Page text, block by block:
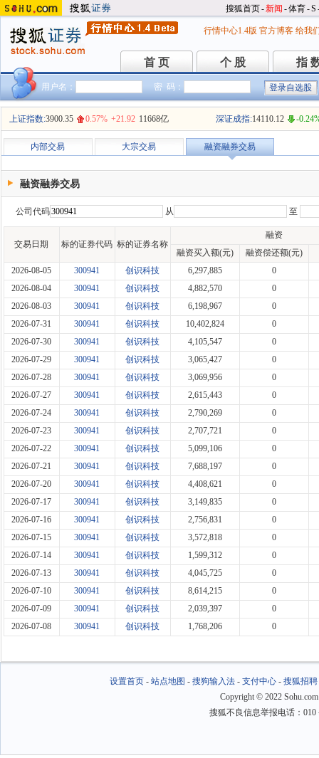
搜狐首页-新闻 -体育-S
行情中心1.4版 官方博客 给我
首 页
首 页 个 股
个 股 指
指
用户名： 密 码：
上证指数:3900.35 0.57% +21.92 11668亿 深证成指:14110.12 -
内部交易 大宗交易 融资融券交易
融资融券交易
公司代码 从 至
交易日期 标的证券代码 标的证券名称
融资
融资买入额(元)
融资偿还额(元)
2026-08-05
300941 创识科技 6,297,885
0
2026-08-04
300941 创识科技 4,882,570
0
2026-08-03
300941 创识科技 6,198,967
0
2026-07-31
300941 创识科技 10,402,824
0
2026-07-30
300941 创识科技 4,105,547
0
2026-07-29
300941 创识科技 3,065,427
0
2026-07-28
300941 创识科技 3,069,956
0
2026-07-27
300941 创识科技 2,615,443
0
2026-07-24
300941 创识科技 2,790,269
0
2026-07-23
300941 创识科技 2,707,721
0
2026-07-22
300941 创识科技 5,099,106
0
2026-07-21
300941 创识科技 7,688,197
0
2026-07-20
300941 创识科技 4,408,621
0
2026-07-17
300941 创识科技 3,149,835
0
2026-07-16
300941 创识科技 2,756,831
0
2026-07-15
300941 创识科技 3,572,818
0
2026-07-14
300941 创识科技 1,599,312
0
2026-07-13
300941 创识科技 4,045,725
0
2026-07-10
300941 创识科技 8,614,215
0
2026-07-09
300941 创识科技 2,039,397
0
2026-07-08
300941 创识科技 1,768,206 0
设置首页 -站点地图 -搜狗输入法 -支付中心 -搜狐招聘
Copyright © 2022
搜狐不良信息举报电话：010